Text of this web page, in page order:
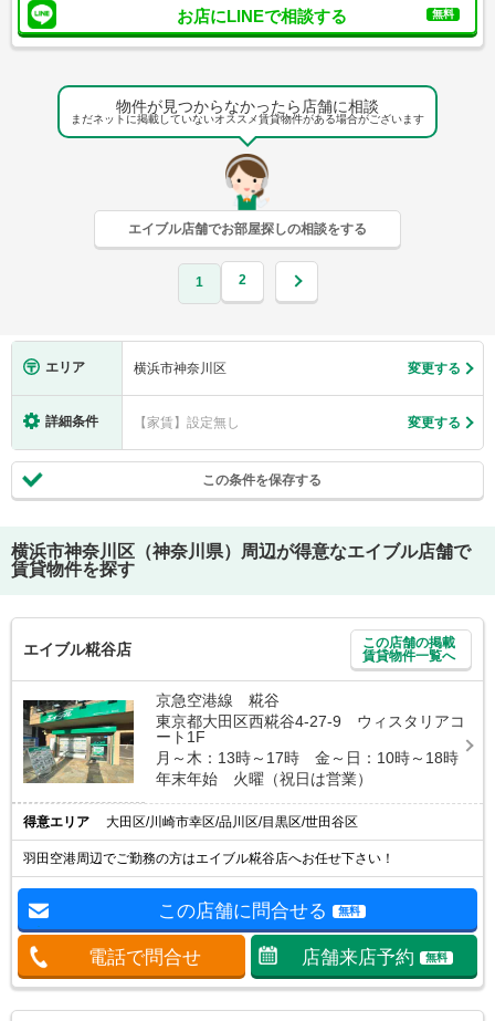
お店にLINEで相談する 無料
物件が見つからなかったら店舗に相談
まだネットに掲載していないオススメ賃貸物件がある場合がございます
エイブル店舗でお部屋探しの相談をする
1 2
エリア 横浜市神奈川区 変更する
詳細条件 【家賃】設定無し 変更する
この条件を保存する
横浜市神奈川区（神奈川県）
周辺が得意なエイブル店舗で
賃貸物件を探す
エイブル糀谷店
この店舗の掲載
賃貸物件一覧へ
京急空港線 糀谷
東京都大田区西糀谷4-27-9 ウィスタリアコ
ート1F
月～木：13時～17時 金～日：10時～18時
年末年始 火曜（祝日は営業）
得意エリア 大田区/川崎市幸区/品川区/目黒区/世田谷区
羽田空港周辺でご勤務の方はエイブル糀谷店へお任せ下さい！
この店舗に問合せる 無料
電話で問合せ 店舗来店予約 無料